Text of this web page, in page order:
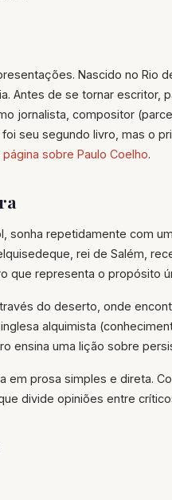
Nascido no Rio
Antes de se tornar escritor,
jornalista, compositor
seu segundo livro, mas o
página sobre Paulo Coelho.
sonha repetidamente com
rei de Salém,
que representa o propósito
do deserto, onde
alquimista
ensina uma lição sobre
em prosa simples e direta.
divide opiniões entre